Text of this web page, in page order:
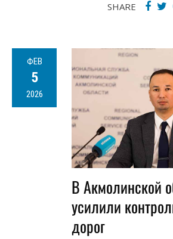
SHARE
ФЕВ
5
2026
В Акмолинской
усилили
дорог